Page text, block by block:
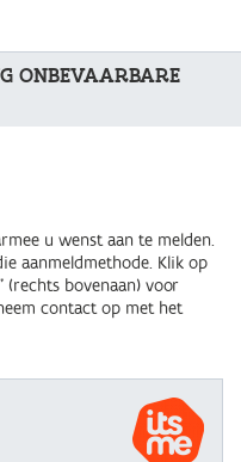
ONBEVAARBARE
u wenst aan te melden.
aanmeldmethode. Klik op
(rechts bovenaan) voor
contact op met het